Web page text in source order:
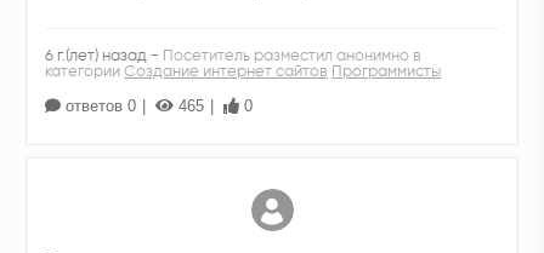
6 г.(лет) назад -
Посетитель разместил анонимно в
категорииСоздание интернет сайтов Программисты
ответов 0 465 0